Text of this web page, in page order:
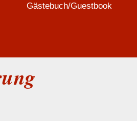
Gästebuch/Guestbook